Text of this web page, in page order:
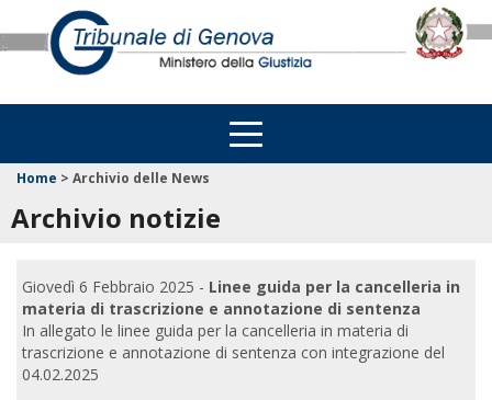
Home > Archivio delle News
Archivio notizie
Giovedì 6 Febbraio 2025 - Linee guida per la cancelleria in
materia di trascrizione e annotazione di sentenza
In allegato le linee guida per la cancelleria in materia di
trascrizione e annotazione di sentenza con integrazione del
04.02.2025